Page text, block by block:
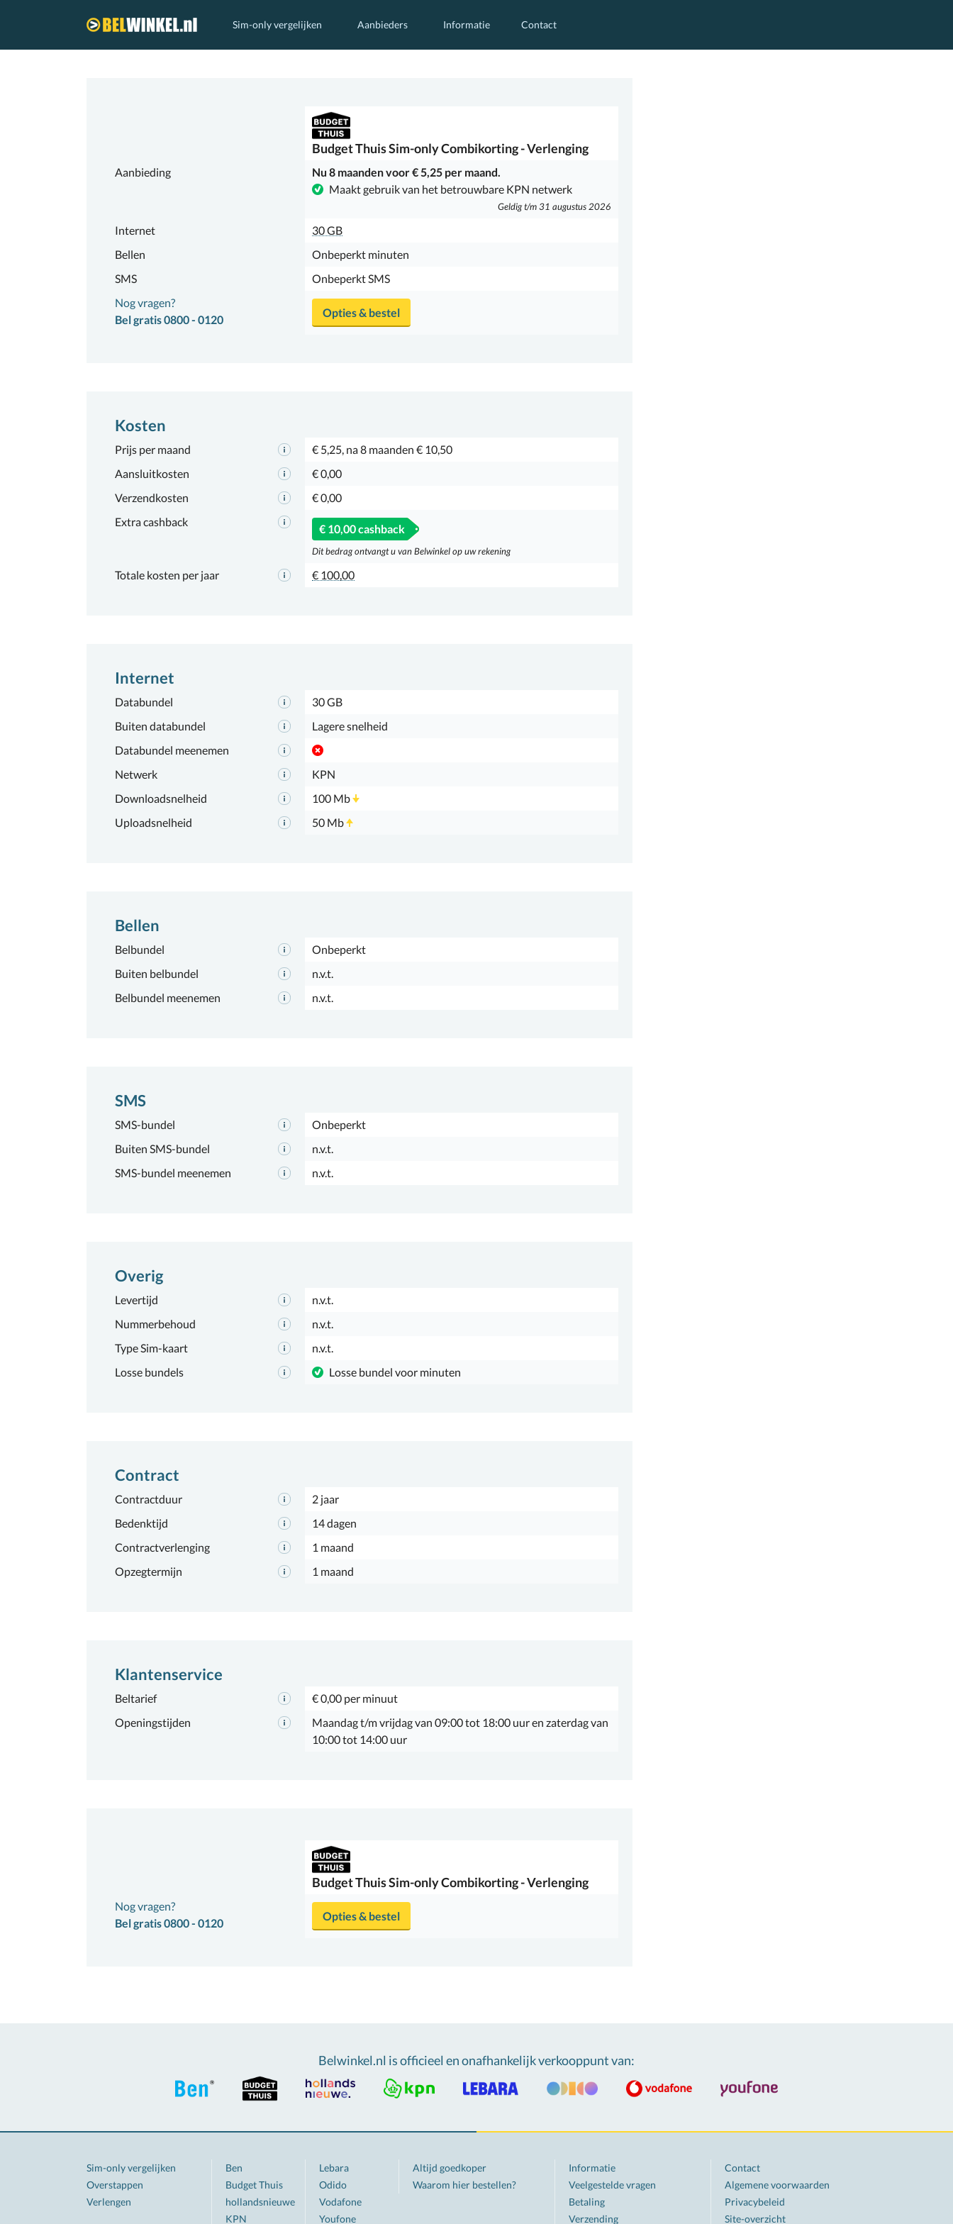
Sim-only vergelijken Aanbieders Informatie Contact
Budget ThuisSim-only Combikorting - Verlenging
Aanbieding
Nu 8 maanden voor € 5,25 per maand.
Maakt gebruik van het betrouwbare KPN netwerk
Geldig t/m 31 augustus 2026
Internet
30 GB
Bellen
Onbeperkt minuten
SMS
Onbeperkt SMS
Nog vragen?
Bel gratis 0800 - 0120
Opties & bestel
Kosten
Prijs per maand
€ 5,25, na 8 maanden € 10,50
Aansluitkosten
€ 0,00
Verzendkosten
€ 0,00
Extra cashback
€ 10,00 cashback
Dit bedrag ontvangt u van Belwinkel op uw rekening
Totale kosten per jaar € 100,00
Internet
Databundel
30 GB
Buiten databundel
Lagere snelheid
Databundel meenemen
Netwerk
KPN
Downloadsnelheid
100 Mb
Uploadsnelheid
50 Mb
Bellen
Belbundel
Onbeperkt
Buiten belbundel
n.v.t.
Belbundel meenemen
n.v.t.
SMS
SMS-bundel
Onbeperkt
Buiten SMS-bundel
n.v.t.
SMS-bundel meenemen
n.v.t.
Overig
Levertijd
n.v.t.
Nummerbehoud
n.v.t.
Type Sim-kaart
n.v.t.
Losse bundels
Losse bundel voor minuten
Contract
Contractduur
2 jaar
Bedenktijd
14 dagen
Contractverlenging
1 maand
Opzegtermijn
1 maand
Klantenservice
Beltarief
€ 0,00 per minuut
Openingstijden
Maandag t/m vrijdag van 09:00 tot 18:00 uur en zaterdag van
10:00 tot 14:00 uur
Budget ThuisSim-only Combikorting - Verlenging
Nog vragen?
Bel gratis 0800 - 0120
Opties & bestel
Belwinkel.nl is officieel en onafhankelijk verkooppunt van:
Sim-only vergelijken
Overstappen
Verlengen
Ben
Budget Thuis
hollandsnieuwe
KPN
Lebara
Odido
Vodafone
Youfone
Altijd goedkoper
Waarom hier bestellen?
Informatie
Veelgestelde vragen
Betaling
Verzending
Contact
Algemene voorwaarden
Privacybeleid
Site-overzicht